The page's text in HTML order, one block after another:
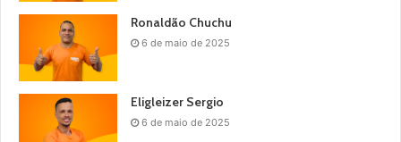
Ronaldão Chuchu
6 de maio de 2025
Eligleizer Sergio
6 de maio de 2025